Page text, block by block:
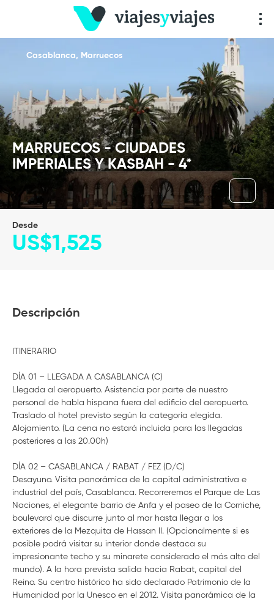
MARRUECOS - CIUDADES
IMPERIALES Y KASBAH - 4*
Casablanca, Marruecos
Desde
US$1,525
Descripción
ITINERARIO
DÍA 01 – LLEGADA A CASABLANCA (C)
Llegada al aeropuerto. Asistencia por parte de nuestro
personal de habla hispana fuera del edificio del aeropuerto.
Traslado al hotel previsto según la categoría elegida.
Alojamiento. (La cena no estará incluida para las llegadas
posteriores a las 20.00h)
DÍA 02 – CASABLANCA / RABAT / FEZ (D/C)
Desayuno. Visita panorámica de la capital administrativa e
industrial del país, Casablanca. Recorreremos el Parque de Las
Naciones, el elegante barrio de Anfa y el paseo de la Corniche,
boulevard que discurre junto al mar hasta llegar a los
exteriores de la Mezquita de Hassan II. (Opcionalmente si es
posible podrá visitar su interior donde destaca su
impresionante techo y su minarete considerado el más alto del
mundo). A la hora prevista salida hacia Rabat, capital del
Reino. Su centro histórico ha sido declarado Patrimonio de la
Humanidad por la Unesco en el 2012. Visita panorámica de la